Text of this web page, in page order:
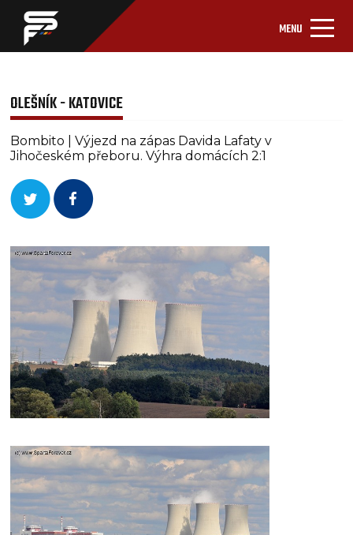
MENU
OLEŠNÍK - KATOVICE
Bombito | Výjezd na zápas Davida Lafaty v
Jihočeském přeboru. Výhra domácích 2:1